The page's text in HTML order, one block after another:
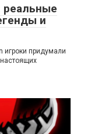
реальные
и
игроки придумали